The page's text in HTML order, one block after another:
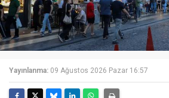
Yayınlanma: 09 Ağustos 2026 Pazar 16:57